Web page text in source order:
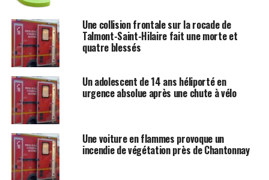
Une collision frontale sur la rocade de
Talmont-Saint-Hilaire fait une morte et
quatre blessés
Un adolescent de 14 ans héliporté en
urgence absolue après une chute à vélo
Une voiture en flammes provoque un
incendie de végétation près de Chantonnay